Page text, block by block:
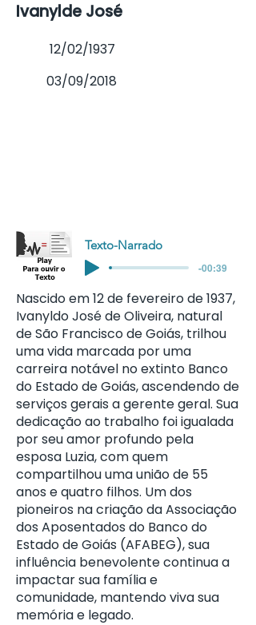
Ivanylde José
12/02/1937
03/09/2018
Texto-Narrado
-00:39
Nascido em 12 de fevereiro de 1937,
Ivanyldo José de Oliveira, natural
de São Francisco de Goiás, trilhou
uma vida marcada por uma
carreira notável no extinto Banco
do Estado de Goiás, ascendendo de
serviços gerais a gerente geral. Sua
dedicação ao trabalho foi igualada
por seu amor profundo pela
esposa Luzia, com quem
compartilhou uma união de 55
anos e quatro filhos. Um dos
pioneiros na criação da Associação
dos Aposentados do Banco do
Estado de Goiás (AFABEG), sua
influência benevolente continua a
impactar sua família e
comunidade, mantendo viva sua
memória e legado.